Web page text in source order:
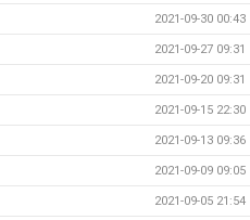
2021-09-30 00:43
2021-09-27 09:31
2021-09-20 09:31
2021-09-15 22:30
2021-09-13 09:36
2021-09-09 09:05
2021-09-05 21:54